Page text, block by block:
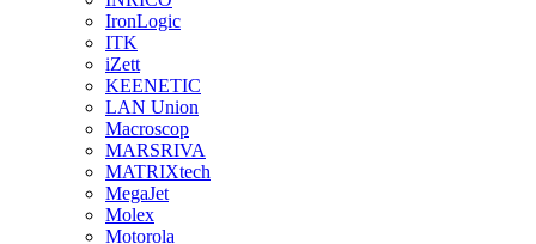
IronLogic
ITK
iZett
KEENETIC
LAN Union
Macroscop
MARSRIVA
MATRIXtech
MegaJet
Molex
Motorola